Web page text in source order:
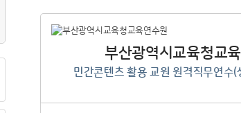
부산광역시교육청교
민간콘텐츠 활용 교원 원격직무연수(